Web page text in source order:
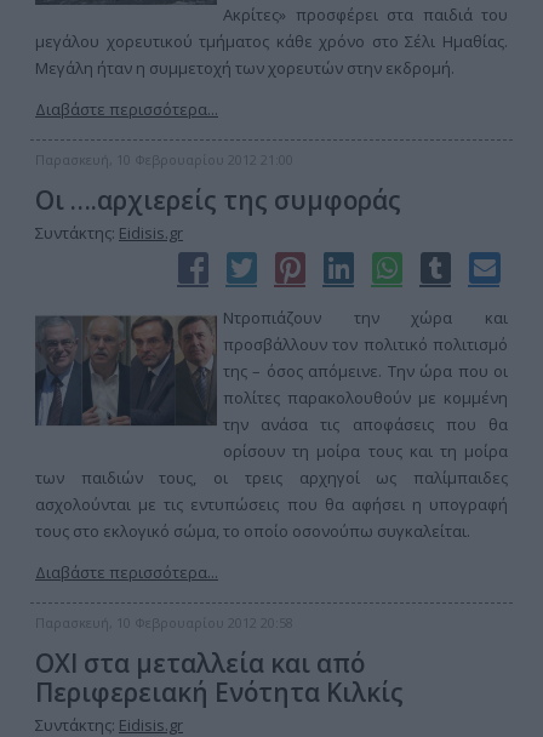
Ακρίτες» προσφέρει στα παιδιά του
μεγάλου χορευτικού τμήματος κάθε χρόνο στο Σέλι Ημαθίας.
Μεγάλη ήταν η συμμετοχή των χορευτών στην εκδρομή.
Διαβάστε περισσότερα...
Παρασκευή, 10 Φεβρουαρίου 2012 21:00
Οι ….αρχιερείς της συμφοράς
Συντάκτης: Eidisis.gr
Ντροπιάζουν την χώρα και
προσβάλλουν τον πολιτικό πολιτισμό
της – όσος απόμεινε. Την ώρα που οι
πολίτες παρακολουθούν με κομμένη
την ανάσα τις αποφάσεις που θα
ορίσουν τη μοίρα τους και τη μοίρα
των παιδιών τους, οι τρεις αρχηγοί ως παλίμπαιδες
ασχολούνται με τις εντυπώσεις που θα αφήσει η υπογραφή
τους στο εκλογικό σώμα, το οποίο οσονούπω συγκαλείται.
Διαβάστε περισσότερα...
Παρασκευή, 10 Φεβρουαρίου 2012 20:58
ΟΧΙ στα μεταλλεία και από
Περιφερειακή Ενότητα Κιλκίς
Συντάκτης: Eidisis.gr